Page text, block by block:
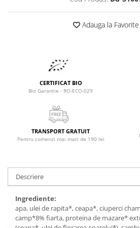
Condimente si mirodenii
Semipreparate
Snacks-uri, chips-uri
Traditionale romanesti
Tradiționale japoneze
Congelate
Promotii alimente
Extracte si esente
Relaxare - Antistres
Rinichi si afecțiuni renale
Sistemul endocrin
Sistemul respirator
Somn linistit
Uleiuri esentiale si de baza
Adauga la Favorite
CERTIFICAT BIO
Bio Garantie - RO-ECO-029
TRANSPORT GRATUIT
Pentru comenzi mai mari de 190 lei
Descriere
Ingrediente:
apa, ulei de rapita*, ceapa*, ciuperci
camp*8% fiarta, proteina de mazare*